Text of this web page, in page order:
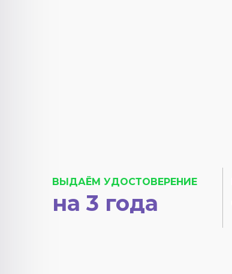
ВЫДАЁМ УДОСТОВЕРЕНИЕ
на 3 года